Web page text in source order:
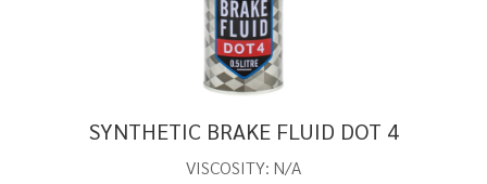
SYNTHETIC BRAKE FLUID DOT 4
VISCOSITY: N/A